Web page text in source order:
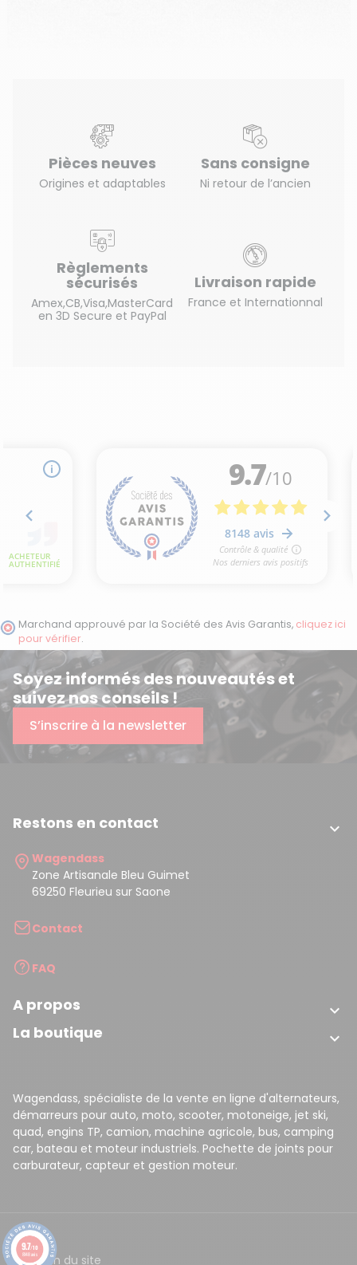
Pièces neuves
Origines et adaptables
Sans consigne
Ni retour de l’ancien
Règlements
sécurisés
Amex,CB,Visa,MasterCard
en 3D Secure et PayPal
Livraison rapide
France et Internationnal
Marchand approuvé par la Société des Avis Garantis, cliquez ici
pour vérifier.
Soyez informés des nouveautés et
suivez nos conseils !
S’inscrire à la newsletter
Restons en contact 
Wagendass
Zone Artisanale Bleu Guimet
69250 Fleurieu sur Saone
Contact
FAQ
A propos 
La boutique 
Wagendass, spécialiste de la vente en ligne d'alternateurs,
démarreurs pour auto, moto, scooter, motoneige, jet ski,
quad, engins TP, camion, machine agricole, bus, camping
car, bateau et moteur industriels. Pochette de joints pour
carburateur, capteur et gestion moteur.
CGVPlan du site
9.7/10
8148 avis